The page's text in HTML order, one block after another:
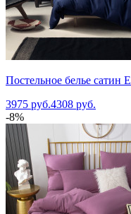
Постельное белье сатин
3975 руб.4308 руб.
-8%